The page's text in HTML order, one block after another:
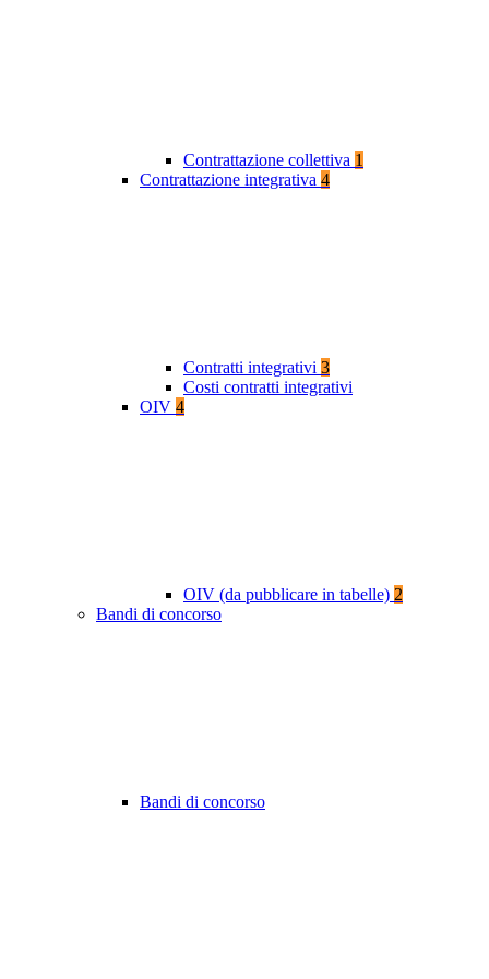
Contrattazione collettiva 1
Contrattazione integrativa 4
Contratti integrativi 3
Costi contratti integrativi
OIV 4
OIV (da pubblicare in tabelle) 2
Bandi di concorso
Bandi di concorso